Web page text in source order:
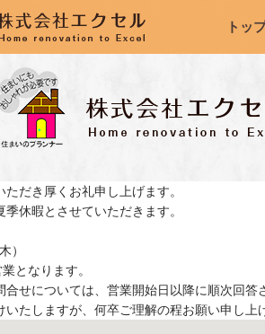
トッ
だき厚くお礼申し上げます。
休暇とさせていただきます。
）
となります。
せについては、営業開始日以降に順次回答
たしますが、何卒ご理解の程お願い申し上